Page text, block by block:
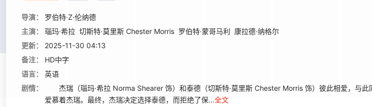
导演：
罗伯特·Z·伦纳德
主演：
瑙玛·希拉 切斯特·莫里斯 Chester Morris 罗伯特·蒙哥马利 康拉德·纳格尔
更新：
2025-11-30 04:13
备注：
HD中字
语言：
英语
剧情：
杰瑞（瑙玛·希拉 Norma Shearer 饰）和泰德（切斯特·莫里斯 Chester Morris 饰）彼此相爱，与此
爱慕着杰瑞。最终，杰瑞决定选择泰德，而拒绝了保...全文